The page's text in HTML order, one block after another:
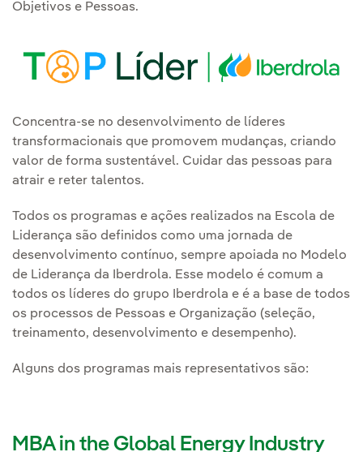
Objetivos e Pessoas.
Concentra-se no desenvolvimento de líderes
transformacionais que promovem mudanças, criando
valor de forma sustentável. Cuidar das pessoas para
atrair e reter talentos.
Todos os programas e ações realizados na Escola de
Liderança são definidos como uma jornada de
desenvolvimento contínuo, sempre apoiada no Modelo
de Liderança da Iberdrola. Esse modelo é comum a
todos os líderes do grupo Iberdrola e é a base de todos
os processos de Pessoas e Organização (seleção,
treinamento, desenvolvimento e desempenho).
Alguns dos programas mais representativos são:
MBA in the Global Energy Industry